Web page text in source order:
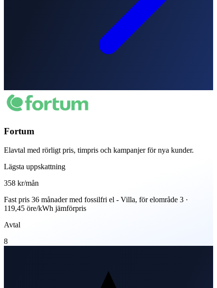
Fortum
Elavtal med rörligt pris, timpris och kampanjer för nya kunder.
Lägsta uppskattning
358 kr/mån
Fast pris 36 månader med fossilfri el - Villa, för elområde 3 ·
119,45 öre/kWh jämförpris
Avtal
8